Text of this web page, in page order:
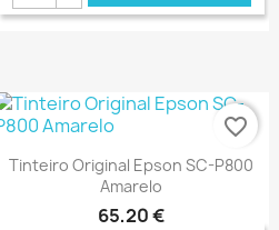
Ver+
Tinteiro Original Epson SC-P800
Amarelo
65,20 €
favorite_border